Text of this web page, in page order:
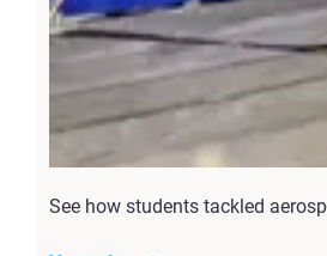
See how students tackled